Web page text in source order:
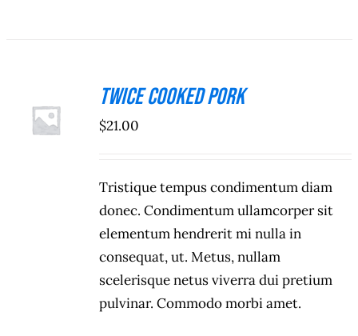
ADICIONAR
/
Twice Cooked Pork
$21.00
Tristique tempus condimentum diam
donec. Condimentum ullamcorper sit
elementum hendrerit mi nulla in
consequat, ut. Metus, nullam
scelerisque netus viverra dui pretium
pulvinar. Commodo morbi amet.